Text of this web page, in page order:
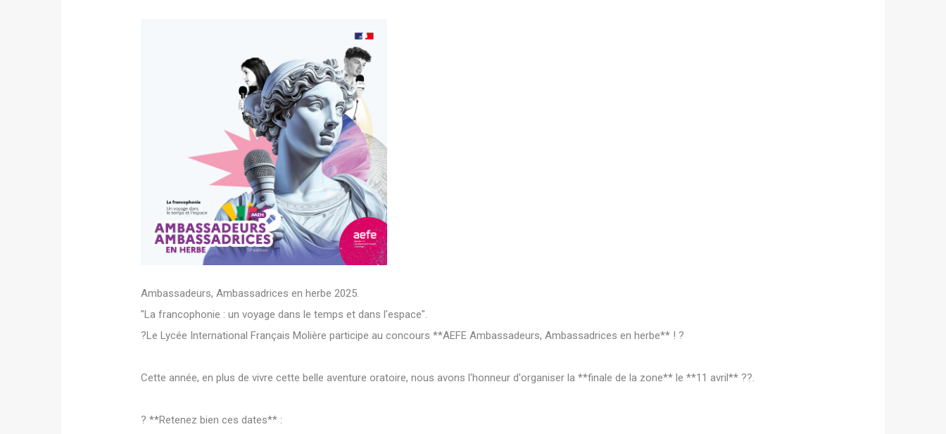
Ambassadeurs, Ambassadrices en herbe 2025.
"La francophonie : un voyage dans le temps et dans l'espace".
?Le Lycée International Français Molière participe au concours **AEFE Ambassadeurs, Ambassadrices en herbe** ! ?
Cette année, en plus de vivre cette belle aventure oratoire, nous avons l'honneur d'organiser la **finale de la zone** le **11 avril** ??.
? **Retenez bien ces dates** :